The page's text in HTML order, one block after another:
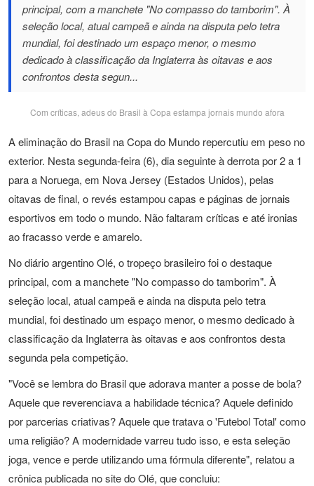
principal, com a manchete "No compasso do tamborim". À
seleção local, atual campeã e ainda na disputa pelo tetra
mundial, foi destinado um espaço menor, o mesmo
dedicado à classificação da Inglaterra às oitavas e aos
confrontos desta segun...
Com críticas, adeus do Brasil à Copa estampa jornais mundo afora
A eliminação do Brasil na Copa do Mundo repercutiu em peso no
exterior. Nesta segunda-feira (6), dia seguinte à derrota por 2 a 1
para a Noruega, em Nova Jersey (Estados Unidos), pelas
oitavas de final, o revés estampou capas e páginas de jornais
esportivos em todo o mundo. Não faltaram críticas e até ironias
ao fracasso verde e amarelo.
No diário argentino Olé, o tropeço brasileiro foi o destaque
principal, com a manchete "No compasso do tamborim". À
seleção local, atual campeã e ainda na disputa pelo tetra
mundial, foi destinado um espaço menor, o mesmo dedicado à
classificação da Inglaterra às oitavas e aos confrontos desta
segunda pela competição.
"Você se lembra do Brasil que adorava manter a posse de bola?
Aquele que reverenciava a habilidade técnica? Aquele definido
por parcerias criativas? Aquele que tratava o 'Futebol Total' como
uma religião? A modernidade varreu tudo isso, e esta seleção
joga, vence e perde utilizando uma fórmula diferente", relatou a
crônica publicada no site do Olé, que concluiu: